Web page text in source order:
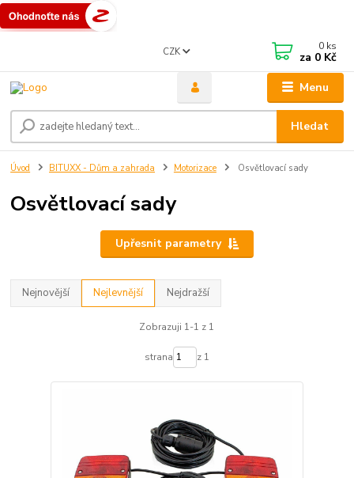
Menu
CZK
Hledat
0 ks
za 0 Kč
Úvod BITUXX - Dům a zahrada Motorizace Osvětlovací sady
Osvětlovací sady
Upřesnit parametry
Nejnovější Nejlevnější Nejdražší
Zobrazuji 1-1 z 1
strana z 1